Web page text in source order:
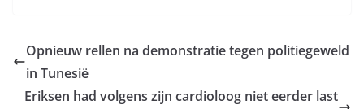
Opnieuw rellen na demonstratie tegen politiegeweld
in Tunesië
Eriksen had volgens zijn cardioloog niet eerder last